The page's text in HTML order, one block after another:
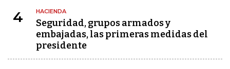
4 HACIENDA
Seguridad, grupos armados y
embajadas, las primeras medidas del
presidente